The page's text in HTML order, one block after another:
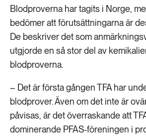
Blodproverna har tagits i Norge,
bedömer att förutsättningarna är
De beskriver det som
utgjorde en så stor del av
blodproverna.
– Det är första gången TFA har
blodprover. Även om det inte är
påvisas, är det överraskande att
dominerande PFAS-föreningen i